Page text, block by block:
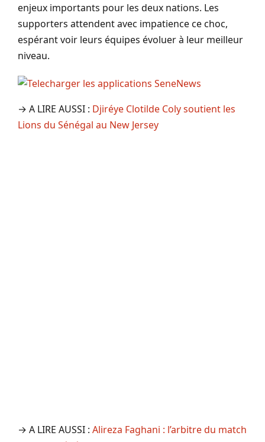
enjeux importants pour les deux nations. Les
supporters attendent avec impatience ce choc,
espérant voir leurs équipes évoluer à leur meilleur
niveau.
→ A LIRE AUSSI : Djiréye Clotilde Coly soutient les
Lions du Sénégal au New Jersey
→ A LIRE AUSSI : Alireza Faghani : l’arbitre du match